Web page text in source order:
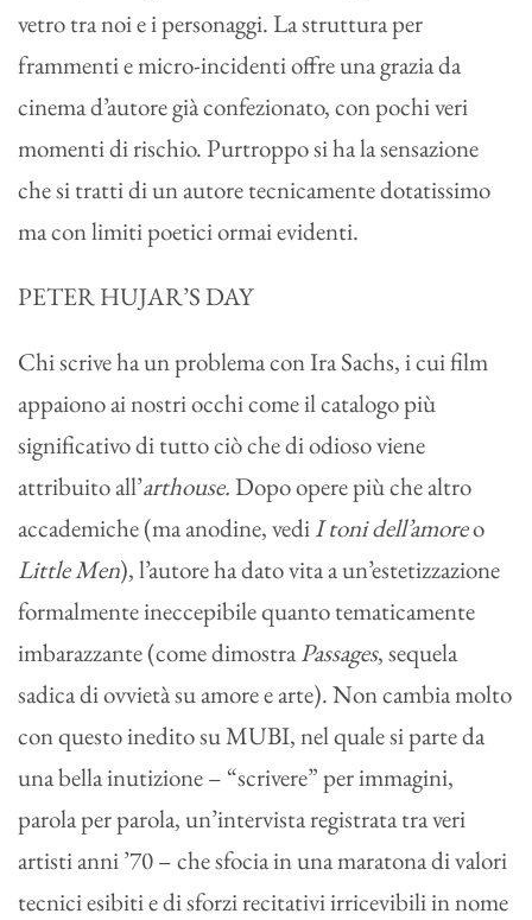
vetro tra noi e i personaggi. La struttura per
frammenti e micro-incidenti offre una grazia da
cinema d’autore già confezionato, con pochi veri
momenti di rischio. Purtroppo si ha la sensazione
che si tratti di un autore tecnicamente dotatissimo
ma con limiti poetici ormai evidenti.
PETER HUJAR’S DAY
Chi scrive ha un problema con Ira Sachs, i cui film
appaiono ai nostri occhi come il catalogo più
significativo di tutto ciò che di odioso viene
attribuito all’arthouse.Dopo opere più che altro
accademiche (ma anodine, vediI toni dell’amoreo
Little Men), l’autore ha dato vita a un’estetizzazione
formalmente ineccepibile quanto tematicamente
imbarazzante (come dimostraPassages, sequela
sadica di ovvietà su amore e arte). Non cambia molto
con questo inedito su MUBI, nel quale si parte da
una bella inutizione – “scrivere” per immagini,
parola per parola, un’intervista registrata tra veri
artisti anni ’70 – che sfocia in una maratona di valori
tecnici esibiti e di sforzi recitativi irricevibili in nome